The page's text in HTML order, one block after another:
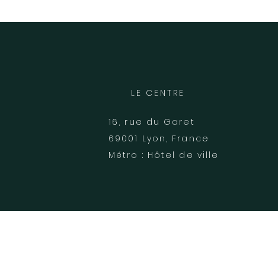
LE CENTRE
16, rue du Garet
69001 Lyon, France
Métro : Hôtel de ville